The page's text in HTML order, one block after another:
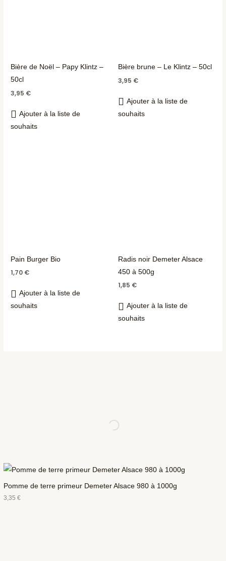
Pomme de terre primeur Demeter Alsace 980 à 1000g
3,35€
Bière de Noël – Papy Klintz –
50cl
3,95 €
Ajouter à la liste de
souhaits
Bière brune – Le Klintz – 50cl
3,95 €
Ajouter à la liste de
souhaits
Pain Burger Bio
1,70 €
Ajouter à la liste de
souhaits
Radis noir Demeter Alsace
450 à 500g
1,85 €
Ajouter à la liste de
souhaits